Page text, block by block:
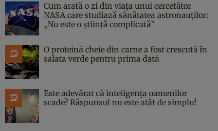
Cum arată o zi din viața unui cercetător
NASA care studiază sănătatea astronauților:
„Nu este o știință complicată”
O proteină cheie din carne a fost crescută în
salata verde pentru prima dată
Este adevărat că inteligența oamenilor
scade? Răspunsul nu este atât de simplu!